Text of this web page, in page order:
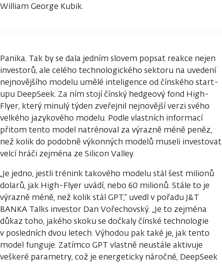
William George Kubik.
Panika. Tak by se dala jedním slovem popsat reakce nejen
investorů, ale celého technologického sektoru na uvedení
nejnovějšího modelu umělé inteligence od čínského start-
upu DeepSeek. Za ním stojí čínský hedgeový fond High-
Flyer, který minulý týden zveřejnil nejnovější verzi svého
velkého jazykového modelu. Podle vlastních informací
přitom tento model natrénoval za výrazně méně peněz,
než kolik do podobně výkonných modelů museli investovat
velcí hráči zejména ze Silicon Valley.
„Je jedno, jestli trénink takového modelu stál šest milionů
dolarů, jak High-Flyer uvádí, nebo 60 milionů. Stále to je
výrazně méně, než kolik stál GPT,“ uvedl v pořadu J&T
BANKA Talks investor Dan Vořechovský. „Je to zejména
důkaz toho, jakého skoku se dočkaly čínské technologie
v posledních dvou letech. Výhodou pak také je, jak tento
model funguje. Zatímco GPT vlastně neustále aktivuje
veškeré parametry, což je energeticky náročné, DeepSeek